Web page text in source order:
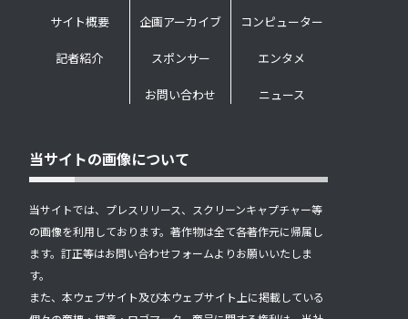
サイト概要
記者紹介
企画アーカイブ
スポンサー
お問い合わせ
コンピューター
エンタメ
ニュース
当サイトの画像について
当サイトでは、プレスリリース、スクリーンキャプチャー等
の画像を利用しております。著作物は全て各著作元に帰属し
ます。訂正等はお問い合わせフォームよりお願いいたしま
す。
また、本ウェブサイト及び本ウェブサイト上に掲載している